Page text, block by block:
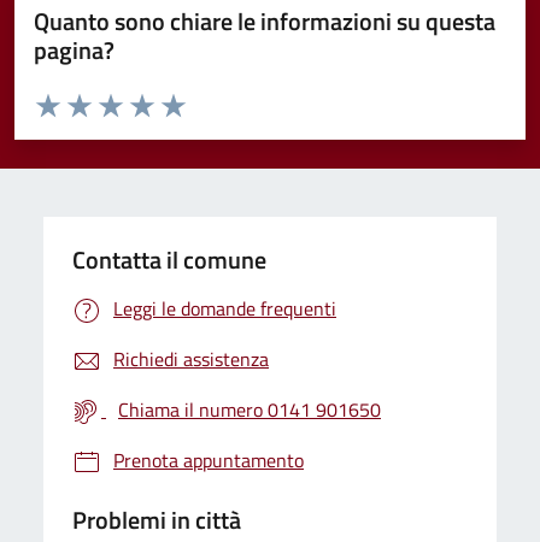
Quanto sono chiare le informazioni su questa
pagina?
Valuta da 1 a 5 stelle la pagina
Valuta 5 stelle su 5
Valuta 4 stelle su 5
Valuta 3 stelle su 5
Valuta 2 stelle su 5
Valuta 1 stelle su 5
Contatta il comune
Leggi le domande frequenti
Richiedi assistenza
Chiama il numero 0141 901650
Prenota appuntamento
Problemi in città